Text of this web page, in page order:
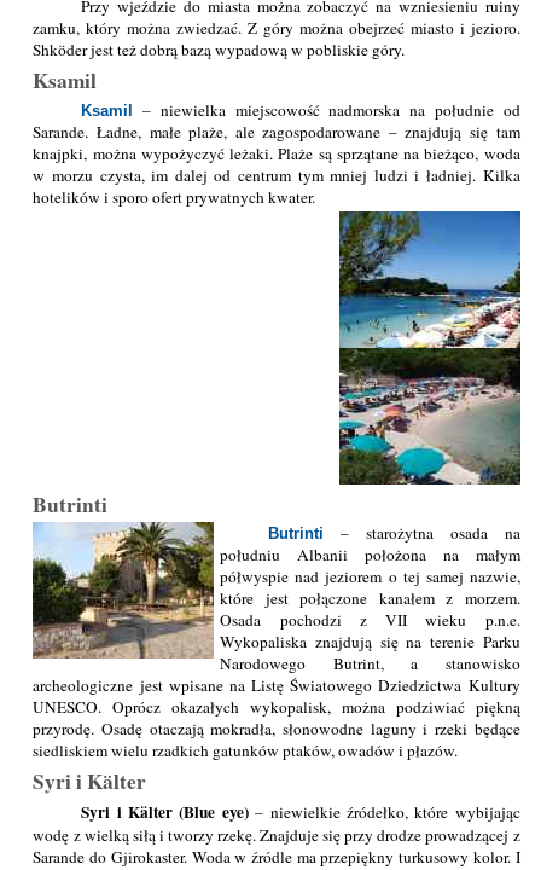
Przy wjeździe do miasta można zobaczyć na wzniesieniu ruiny
zamku, który można zwiedzać. Z góry można obejrzeć miasto i jezioro.
Shköder jest też dobrą bazą wypadową w pobliskie góry.
Ksamil
Ksamil
– niewielka miejscowość nadmorska na południe od
Sarande. Ładne, małe plaże, ale zagospodarowane – znajdują się tam
knajpki, można wypożyczyć leżaki. Plaże są sprzątane na bieżąco, woda
w morzu czysta, im dalej od centrum tym mniej ludzi i ładniej. Kilka
hotelików i sporo ofert prywatnych kwater.
Butrinti
Butrinti
– starożytna osada na
południu Albanii położona na małym
półwyspie nad jeziorem o tej samej nazwie,
które jest połączone kanałem z morzem.
Osada pochodzi z VII wieku p.n.e.
Wykopaliska znajdują się na terenie Parku
Narodowego Butrint, a stanowisko
archeologiczne jest wpisane na Listę Światowego Dziedzictwa Kultury
UNESCO. Oprócz okazałych wykopalisk, można podziwiać piękną
przyrodę. Osadę otaczają mokradła, słonowodne laguny i rzeki będące
siedliskiem wielu rzadkich gatunków ptaków, owadów i płazów.
Syri i Kälter
Syri i Kälter (Blue eye)– niewielkie źródełko, które wybijając
wodę z wielką siłą i tworzy rzekę. Znajduje się przy drodze prowadzącej z
Sarande do Gjirokaster. Woda w źródle ma przepiękny turkusowy kolor. I